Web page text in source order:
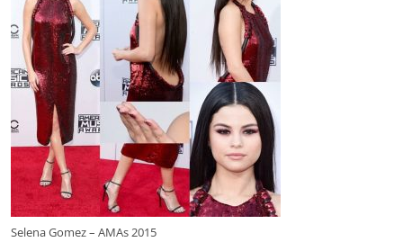
Selena Gomez – AMAs 2015